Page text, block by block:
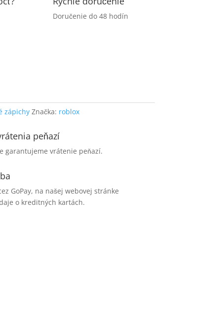
Doručenie do 48 hodín
zápichy Značka: roblox
peňazí
garantujeme vrátenie peňazí.
GoPay, na našej webovej stránke
o kreditných kartách.